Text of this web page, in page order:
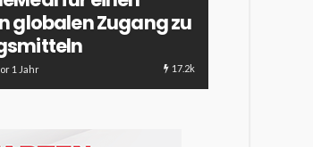
globalen Zugang zu
1 Jahr 17.2k